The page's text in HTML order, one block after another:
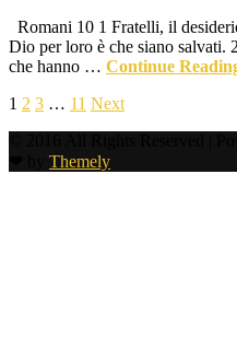
Romani 10 1 Fratelli, il
Dio per loro è che siano salvati.
che hanno … Continue
1 2 3 … 11 Next
Themely